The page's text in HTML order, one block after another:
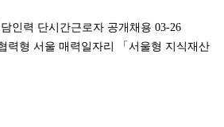
인력 단시간근로자 공개채용 03-26
력형 서울 매력일자리 「서울형 지식재산